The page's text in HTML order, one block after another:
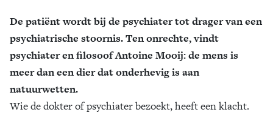
Zoek
De patiënt wordt bij de psychiater tot drager van een
psychiatrische stoornis. Ten onrechte, vindt
psychiater en filosoof Antoine Mooij: de mens is
meer dan een dier dat onderhevig is aan
natuurwetten.
Wie de dokter of psychiater bezoekt, heeft een klacht.